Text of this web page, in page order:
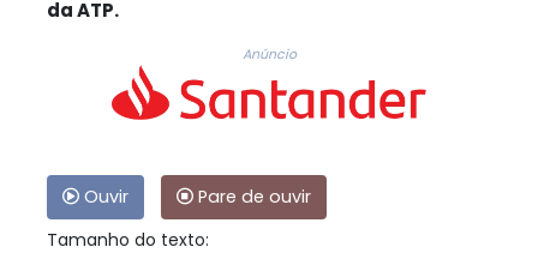
da ATP.
Anúncio
Ouvir
Pare de ouvir
Tamanho do texto: